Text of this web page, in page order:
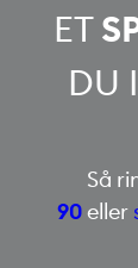
ET
DU
Så
90eller